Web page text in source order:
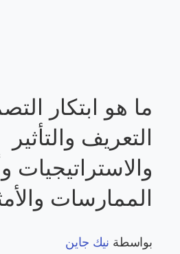
ما هو ابتكار
التعريف والتأثير
والاستراتيجيات
الممارسات
بواسطة نيك جاين